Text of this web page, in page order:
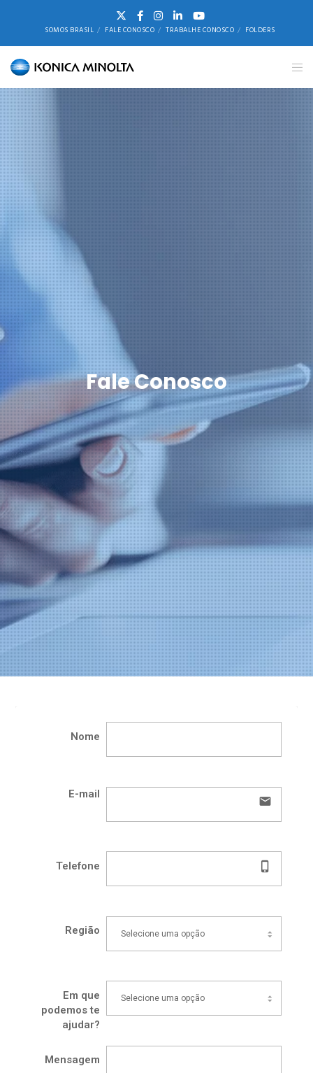
SOMOS BRASIL FALE CONOSCO TRABALHE CONOSCO FOLDERS
Fale Conosco
Nome
E-mail
email
Telefone phone_iphone
Região
Em que
podemos te
ajudar?
Mensagem